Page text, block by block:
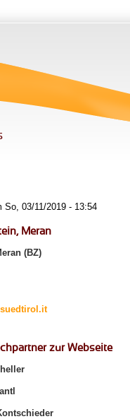
So, 03/11/2019 - 13:54
Meran
(BZ)
zur Webseite